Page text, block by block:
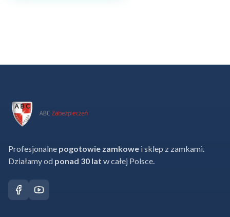
Profesjonalne pogotowie zamkowe i sklep z zamkami.
Działamy od ponad 30 lat w całej Polsce.